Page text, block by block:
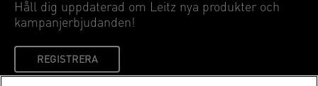
Håll dig uppdaterad om Leitz nya produkter och
kampanjerbjudanden!
REGISTRERA